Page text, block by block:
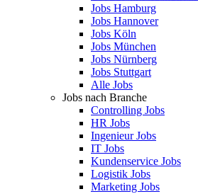
Jobs Hamburg
Jobs Hannover
Jobs Köln
Jobs München
Jobs Nürnberg
Jobs Stuttgart
Alle Jobs
Jobs nach Branche
Controlling Jobs
HR Jobs
Ingenieur Jobs
IT Jobs
Kundenservice Jobs
Logistik Jobs
Marketing Jobs